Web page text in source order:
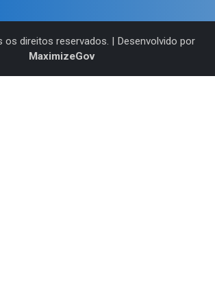
os direitos reservados. | Desenvolvido por
MaximizeGov